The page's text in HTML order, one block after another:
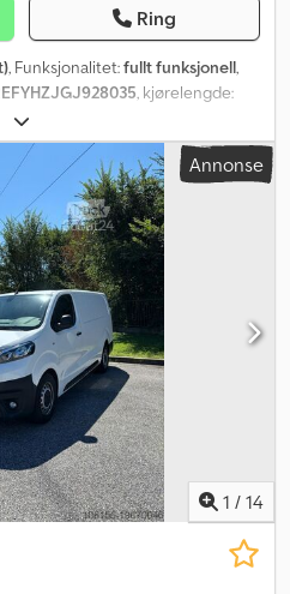
Ring
, Funksjonalitet:fullt funksjonell,
, kjørelengde:
hk)
, energieffektivitet:D, farge:hvit,
Euro 6, antall seter:
1 850 mm,
1 200 mm
ABS, aircondition, elektronisk
parkeringssensorer,
,
Annonse
1 / 14